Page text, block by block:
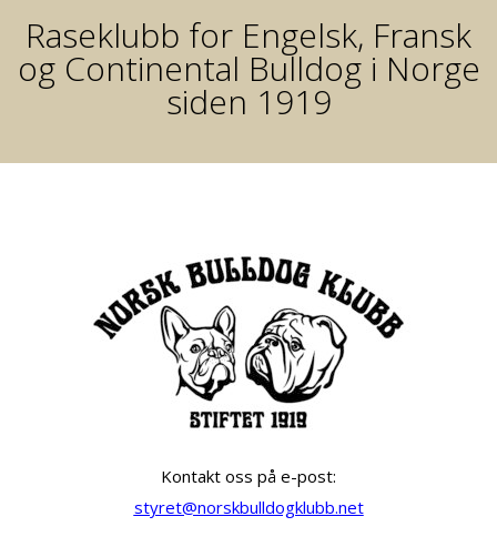
Raseklubb for Engelsk, Fransk
og Continental Bulldog i Norge
siden 1919
Kontakt oss på e-post:
styret@norskbulldogklubb.net